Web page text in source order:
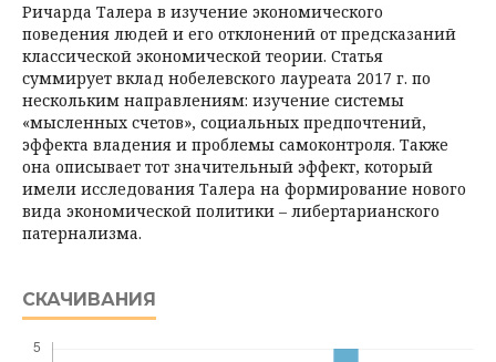
Ричарда Талера в изучение экономического
поведения людей и его отклонений от предсказаний
классической эко­номической теории. Статья
суммирует вклад нобелевского лауреата 2017 г. по
нескольким направлениям: изучение системы
«мысленных счетов», социальных предпочтений,
эффекта владения и проблемы самоконтроля. Также
она описывает тот значительный эффект, который
имели исследования Талера на формирование нового
вида экономической политики – либертарианского
патернализма.
СКАЧИВАНИЯ